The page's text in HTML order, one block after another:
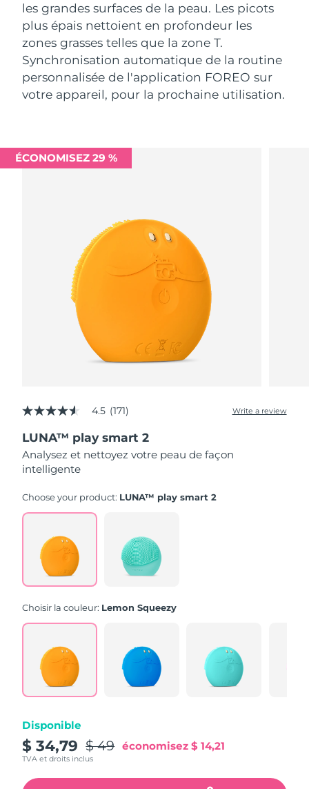
les grandes surfaces de la peau. Les picots
plus épais nettoient en profondeur les
zones grasses telles que la zone T.
Synchronisation automatique de la routine
personnalisée de l'application FOREO sur
votre appareil, pour la prochaine utilisation.
ÉCONOMISEZ 29 %
4.5
of
5
stars,
average
value.
Read
171
Same
page
link.
4.5 (171) Write a review
LUNA™ play smart 2
Analysez et nettoyez votre peau de façon
intelligente
Choose your product: LUNA™ play smart 2
Choisir la couleur: Lemon Squeezy
Disponible
$ 34,79 $ 49 économisez$ 14,21
TVA et droits inclus